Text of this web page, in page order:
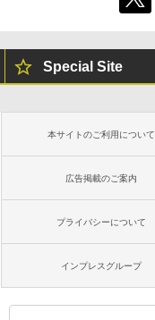
Special Site
本サイトのご利用について
広告掲載のご案内
プライバシーについて
インプレスグループ